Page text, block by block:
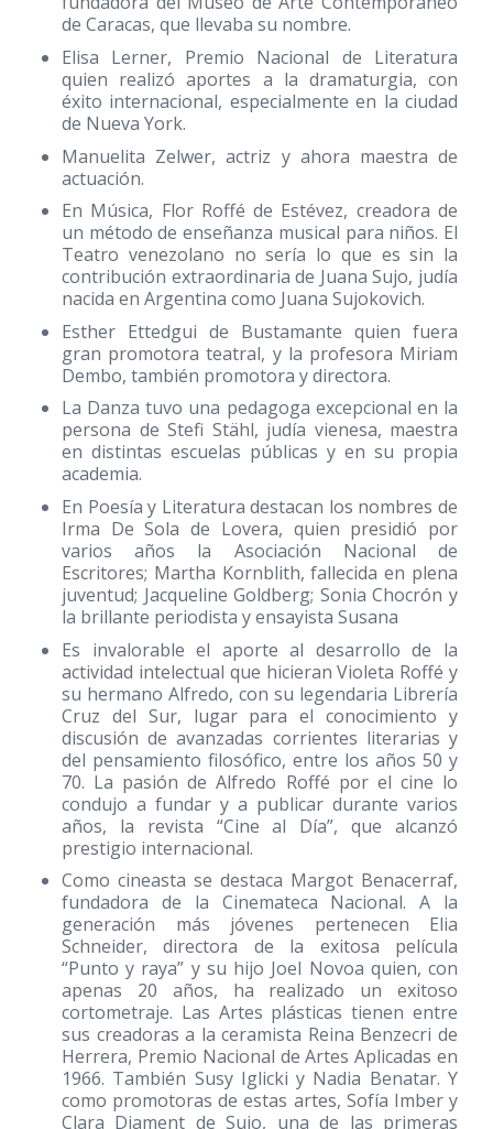
de Caracas, que llevaba su nombre.
Elisa Lerner, Premio Nacional de Literatura
quien realizó aportes a la dramaturgia, con
éxito internacional, especialmente en la ciudad
de Nueva York.
Manuelita Zelwer, actriz y ahora maestra de
actuación.
En Música, Flor Roffé de Estévez, creadora de
un método de enseñanza musical para niños. El
Teatro venezolano no sería lo que es sin la
contribución extraordinaria de Juana Sujo, judía
nacida en Argentina como Juana Sujokovich.
Esther Ettedgui de Bustamante quien fuera
gran promotora teatral, y la profesora Miriam
Dembo, también promotora y directora.
La Danza tuvo una pedagoga excepcional en la
persona de Stefi Stähl, judía vienesa, maestra
en distintas escuelas públicas y en su propia
academia.
En Poesía y Literatura destacan los nombres de
Irma De Sola de Lovera, quien presidió por
varios años la Asociación Nacional de
Escritores; Martha Kornblith, fallecida en plena
juventud; Jacqueline Goldberg; Sonia Chocrón y
la brillante periodista y ensayista Susana
Es invalorable el aporte al desarrollo de la
actividad intelectual que hicieran Violeta Roffé y
su hermano Alfredo, con su legendaria Librería
Cruz del Sur, lugar para el conocimiento y
discusión de avanzadas corrientes literarias y
del pensamiento filosófico, entre los años 50 y
70. La pasión de Alfredo Roffé por el cine lo
condujo a fundar y a publicar durante varios
años, la revista “Cine al Día”, que alcanzó
prestigio internacional.
Como cineasta se destaca Margot Benacerraf,
fundadora de la Cinemateca Nacional. A la
generación más jóvenes pertenecen Elia
Schneider, directora de la exitosa película
“Punto y raya” y su hijo Joel Novoa quien, con
apenas 20 años, ha realizado un exitoso
cortometraje. Las Artes plásticas tienen entre
sus creadoras a la ceramista Reina Benzecri de
Herrera, Premio Nacional de Artes Aplicadas en
1966. También Susy Iglicki y Nadia Benatar. Y
como promotoras de estas artes, Sofía Imber y
Clara Diament de Sujo, una de las primeras